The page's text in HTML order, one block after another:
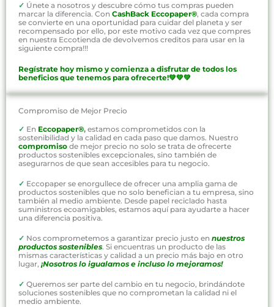
✓ Únete a nosotros y descubre cómo tus compras pueden
marcar la diferencia. Con CashBack Eccopaper®, cada compra
se convierte en una oportunidad para cuidar del planeta y ser
recompensado por ello, por este motivo cada vez que compres
en nuestra Eccotienda de devolvemos creditos para usar en la
siguiente compra!!!
Regístrate hoy mismo y comienza a disfrutar de todos los
beneficios que tenemos para ofrecerte!💚💚💚
Compromiso de Mejor Precio
✓ En Eccopaper®, estamos comprometidos con la
sostenibilidad y la calidad en cada paso que damos. Nuestro
compromiso de mejor precio no solo se trata de ofrecerte
productos sostenibles excepcionales, sino también de
asegurarnos de que sean accesibles para tu negocio.
✓ Eccopaper se enorgullece de ofrecer una amplia gama de
productos sostenibles que no solo benefician a tu empresa, sino
también al medio ambiente. Desde papel reciclado hasta
suministros ecoamigables, estamos aquí para ayudarte a hacer
una diferencia positiva.
✓ Nos comprometemos a garantizar precio justo en nuestros
productos sostenibles. Si encuentras un producto de las
mismas características y calidad a un precio más bajo en otro
lugar, ¡Nosotros lo igualamos e incluso lo mejoramos!
✓ Queremos ser parte del cambio en tu negocio, brindándote
soluciones sostenibles que no comprometan la calidad ni el
medio ambiente.